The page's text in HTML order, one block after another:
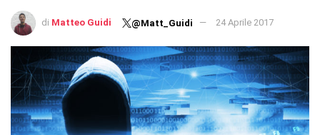
di Matteo Guidi @Matt_Guidi 24 Aprile 2017